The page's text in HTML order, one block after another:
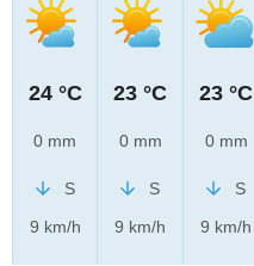
24 °C
0 mm
S
9 km/h
23 °C
0 mm
S
9 km/h
23 °C
0 mm
S
9 km/h